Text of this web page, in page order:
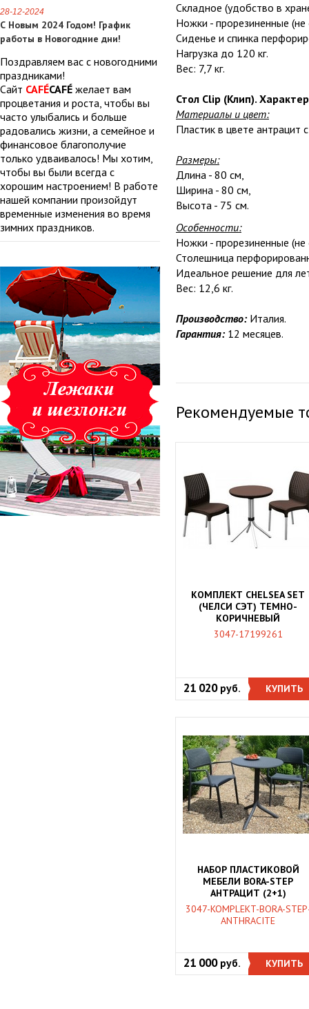
28-12-2024
С Новым 2024 Годом! График
работы в Новогодние дни!
Поздравляем вас с новогодними
праздниками!
Сайт CAFÉCAFÉ желает вам
процветания и роста, чтобы вы
часто улыбались и больше
радовались жизни, а семейное и
финансовое благополучие
только удваивалось! Мы хотим,
чтобы вы были всегда с
хорошим настроением! В работе
нашей компании произойдут
временные изменения во время
зимних праздников.
Складное (удобство в
Ножки - прорезиненные (не
Сиденье и спинка
Нагрузка до 120 кг.
Вес: 7,7 кг.
Стол Clip (Клип).
Материалы и цвет:
Пластик в цвете антрацит
Размеры:
Длина - 80 см,
Ширина - 80 см,
Высота - 75 см.
Особенности:
Ножки - прорезиненные (не
Столешница
Идеальное решение для
Вес: 12,6 кг.
Производство: Италия.
Гарантия:12 месяцев.
Рекомендуемые
КОМПЛЕКТ CHELSEA SET
(ЧЕЛСИ СЭТ) ТЕМНО-
КОРИЧНЕВЫЙ
3047-17199261
21 020 руб. КУПИТЬ
НАБОР ПЛАСТИКОВОЙ
МЕБЕЛИ BORA-STEP
АНТРАЦИТ (2+1)
3047-KOMPLEKT-BORA-
ANTHRACITE
21 000 руб. КУПИТЬ